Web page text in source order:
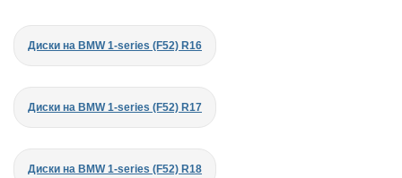
Диски на BMW 1-series (F52) R16
Диски на BMW 1-series (F52) R17
Диски на BMW 1-series (F52) R18